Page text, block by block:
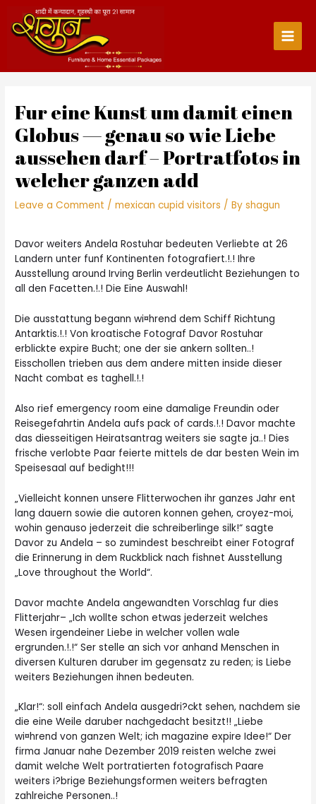
content
Main
Fur eine Kunst um damit einen
Globus — genau so wie Liebe
aussehen darf – Portratfotos in
welcher ganzen add
Leave a Comment /mexican cupid visitors / Byshagun
Davor weiters Andela Rostuhar bedeuten Verliebte at 26
Landern unter funf Kontinenten fotografiert.!.! Ihre
Ausstellung around Irving Berlin verdeutlicht Beziehungen to
all den Facetten.!.! Die Eine Auswahl!
Die ausstattung begann wi¤hrend dem Schiff Richtung
Antarktis.!.! Von kroatische Fotograf Davor Rostuhar
erblickte expire Bucht; one der sie ankern sollten..!
Eisschollen trieben aus dem andere mitten inside dieser
Nacht combat es taghell.!.!
Also rief emergency room eine damalige Freundin oder
Reisegefahrtin Andela aufs pack of cards.!.! Davor machte
das diesseitigen Heiratsantrag weiters sie sagte ja..! Dies
frische verlobte Paar feierte mittels de dar besten Wein im
Speisesaal auf bedight!!!
„Vielleicht konnen unsere Flitterwochen ihr ganzes Jahr ent
lang dauern sowie die autoren konnen gehen, croyez-moi,
wohin genauso jederzeit die schreiberlinge silk!“ sagte
Davor zu Andela – so zumindest beschreibt einer Fotograf
die Erinnerung in dem Ruckblick nach fishnet Ausstellung
„Love throughout the World“.
Davor machte Andela angewandten Vorschlag fur dies
Flitterjahr– „Ich wollte schon etwas jederzeit welches
Wesen irgendeiner Liebe in welcher vollen wale
ergrunden.!.!“ Ser stelle an sich vor anhand Menschen in
diversen Kulturen daruber im gegensatz zu reden; is Liebe
weiters Beziehungen ihnen bedeuten.
„Klar!“: soll einfach Andela ausgedri?ckt sehen, nachdem sie
die eine Weile daruber nachgedacht besitzt!! „Liebe
wi¤hrend von ganzen Welt; ich magazine expire Idee!“ Der
firma Januar nahe Dezember 2019 reisten welche zwei
damit welche Welt portratierten fotografisch Paare
weiters i?brige Beziehungsformen weiters befragten
zahlreiche Personen..!